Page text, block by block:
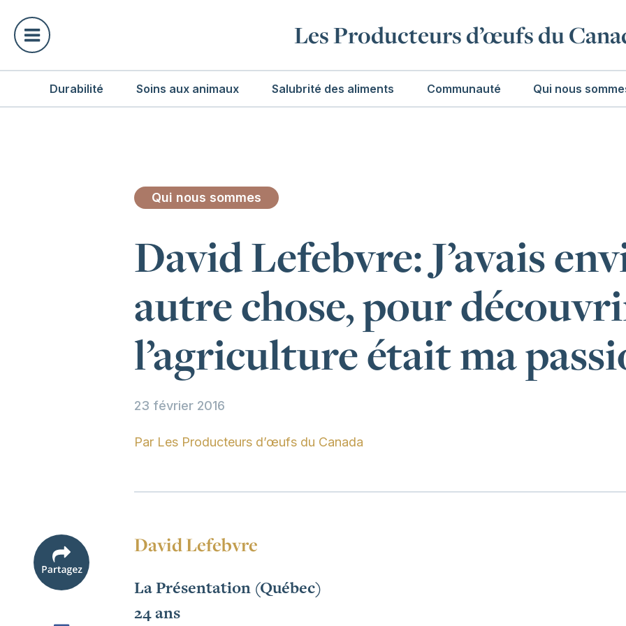
Les Producteurs d’œufs du
Durabilité Soins aux animaux Salubrité des aliments Communauté Qui nous
Qui nous sommes
David Lefebvre: J’avais
autre chose, pour
l’agriculture était ma
23 février 2016
Par Les Producteurs d’œufs du Canada
David Lefebvre
La Présentation (Québec)
24 ans